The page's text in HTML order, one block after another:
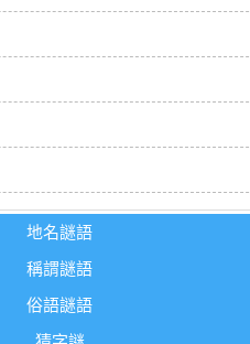
地名謎語
稱謂謎語
俗語謎語